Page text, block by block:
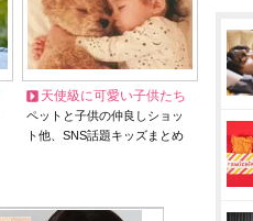
天使級に可愛い子供たち
ペットと子供の仲良しショッ
ト他、SNS話題キッズまとめ